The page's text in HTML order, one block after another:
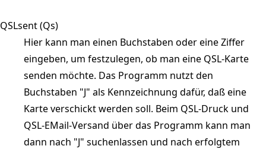
QSLsent (Qs)
Hier kann man einen Buchstaben oder eine Ziffer
eingeben, um festzulegen, ob man eine QSL-Karte
senden möchte. Das Programm nutzt den
Buchstaben "J" als Kennzeichnung dafür, daß eine
Karte verschickt werden soll. Beim QSL-Druck und
QSL-EMail-Versand über das Programm kann man
dann nach "J" suchenlassen und nach erfolgtem